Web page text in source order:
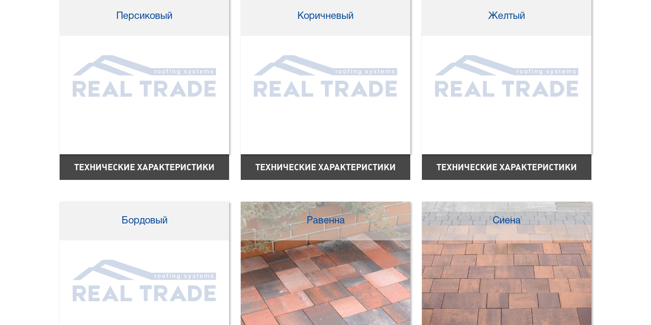
Персиковый
ТЕХНИЧЕСКИЕ ХАРАКТЕРИСТИКИ
Коричневый
ТЕХНИЧЕСКИЕ ХАРАКТЕРИСТИКИ
Желтый
ТЕХНИЧЕСКИЕ ХАРАКТЕРИСТИКИ
Бордовый Равенна Сиена